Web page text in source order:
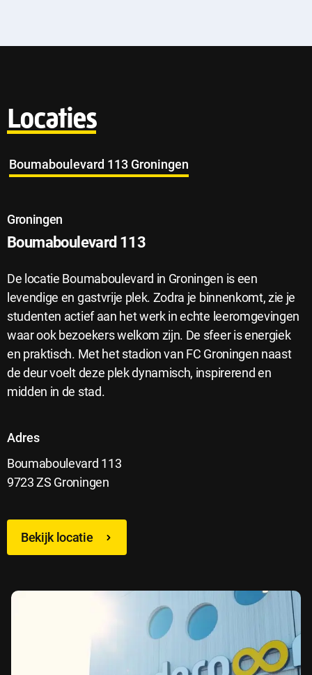
Locaties
Boumaboulevard 113 Groningen
Boumaboulevard 113
Groningen
De locatie Boumaboulevard in Groningen is een
levendige en gastvrije plek. Zodra je binnenkomt, zie je
studenten actief aan het werk in echte leeromgevingen
waar ook bezoekers welkom zijn. De sfeer is energiek
en praktisch. Met het stadion van FC Groningen naast
de deur voelt deze plek dynamisch, inspirerend en
midden in de stad.
Adres
Boumaboulevard 113
9723 ZS Groningen
Bekijk locatie